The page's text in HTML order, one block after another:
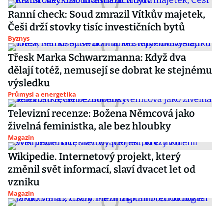
Ranní check: Soud zmrazil Vítkův majetek,
Češi drží stovky tisíc investičních bytů
Byznys
Třesk Marka Schwarzmanna: Když dva
dělají totéž, nemusejí se dobrat ke stejnému
výsledku
Průmysl a energetika
Televizní recenze: Božena Němcová jako
živelná feministka, ale bez hloubky
Magazín
Wikipedie. Internetový projekt, který
změnil svět informací, slaví dvacet let od
vzniku
Magazín